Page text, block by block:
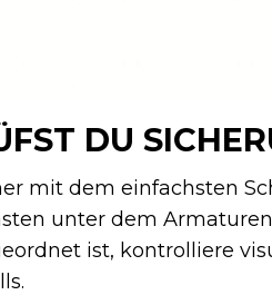
DU
mit dem einfachsten
unter dem
ist, kontrolliere